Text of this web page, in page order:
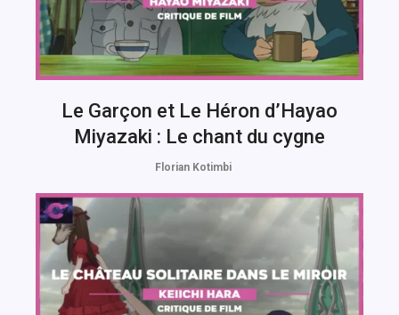
Le Garçon et Le Héron d’Hayao
Miyazaki : Le chant du cygne
Florian Kotimbi